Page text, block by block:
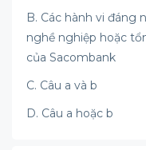
B. Các hành vi đáng
nghề nghiệp hoặc
của Sacombank
C. Câu a và b
D. Câu a hoặc b